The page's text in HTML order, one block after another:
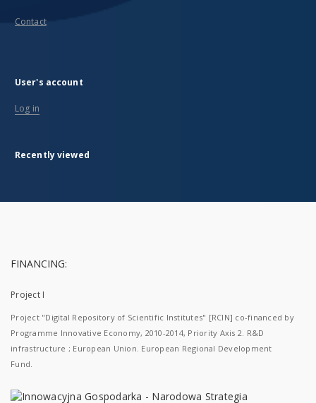
Contact
User's account
Log in
Recently viewed
FINANCING:
Project I
Project "Digital Repository of Scientific Institutes" [RCIN] co-financed by
Programme Innovative Economy, 2010-2014, Priority Axis 2. R&D
infrastructure ; European Union. European Regional Development
Fund.